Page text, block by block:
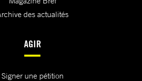
des actualités
AGIR
Signer une pétition